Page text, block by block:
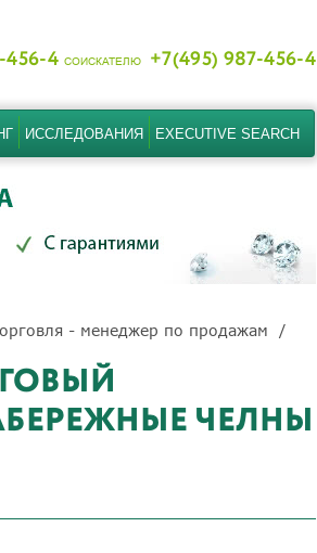
456-4 СОИСКАТЕЛЮ +7(495) 987-456-4
ИССЛЕДОВАНИЯ EXECUTIVE SEARCH
- менеджер по продажам
ЧЕЛНЫ